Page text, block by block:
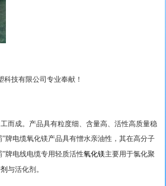
技有限公司专业奉献！
而成。产品具有粒度细、含量高、活性高质量稳
牌电缆氧化镁产品具有憎水亲油性，其在高分子
牌电线电缆专用轻质活性氧化镁主要用于氯化聚
与活化剂。